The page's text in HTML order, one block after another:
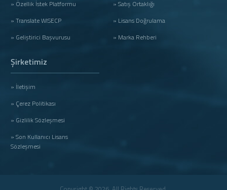
» Özellik İstek Platformu
» Translate WISECP
» Geliştirici Başvurusu
» Satış Ortaklığı
» Lisans Doğrulama
» Marka Rehberi
Şirketimiz
» İletişim
» Çerez Politikası
» Gizlilik Sözleşmesi
» Son Kullanıcı Lisans
Sözleşmesi